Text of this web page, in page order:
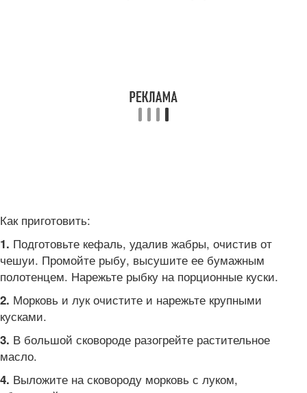
Как приготовить:
1. Подготовьте кефаль, удалив жабры, очистив от
чешуи. Промойте рыбу, высушите ее бумажным
полотенцем. Нарежьте рыбку на порционные куски.
2. Морковь и лук очистите и нарежьте крупными
кусками.
3. В большой сковороде разогрейте растительное
масло.
4. Выложите на сковороду морковь с луком,